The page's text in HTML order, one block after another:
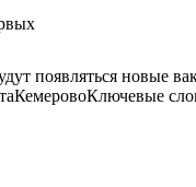
появляться новые
КемеровоКлючевые